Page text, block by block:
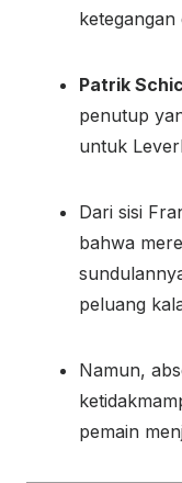
ketegangan
Patrik
penutup
untuk
Dari sisi
bahwa
peluang
Namun,
pemain